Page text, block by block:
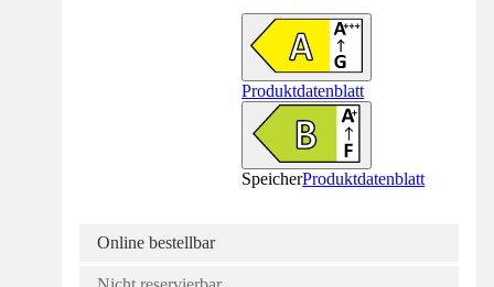
Produktdatenblatt
SpeicherProduktdatenblatt
Online bestellbar